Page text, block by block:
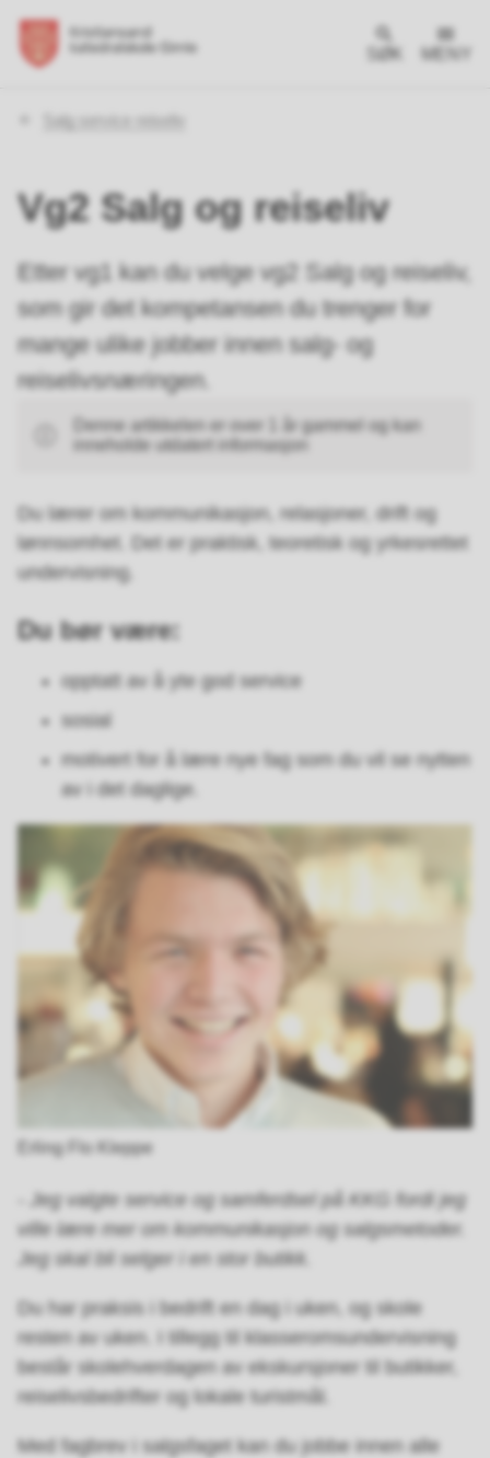
SØK MENY
Salg service reiseliv
Vg2 Salg og reiseliv
Etter vg1 kan du velge vg2 Salg og reiseliv,
som gir det kompetansen du trenger for
mange ulike jobber innen salg- og
reiselivsnæringen.
Denne artikkelen er over 1 år gammel og kan
inneholde utdatert informasjon
Du lærer om kommunikasjon, relasjoner, drift og
lønnsomhet. Det er praktisk, teoretisk og yrkesrettet
undervisning.
Du bør være:
opptatt av å yte god service
sosial
motivert for å lære nye fag som du vil se nytten
av i det daglige.
Erling Flo Kleppe
- Jeg valgte service og samferdsel på KKG fordi jeg
ville lære mer om kommunikasjon og salgsmetoder.
Jeg skal bli selger i en stor butikk.
Du har praksis i bedrift en dag i uken, og skole
resten av uken. I tillegg til klasseromsundervisning
består skolehverdagen av ekskursjoner til butikker,
reiselivsbedrifter og lokale turistmål.
Med fagbrev i salgsfaget kan du jobbe innen alle